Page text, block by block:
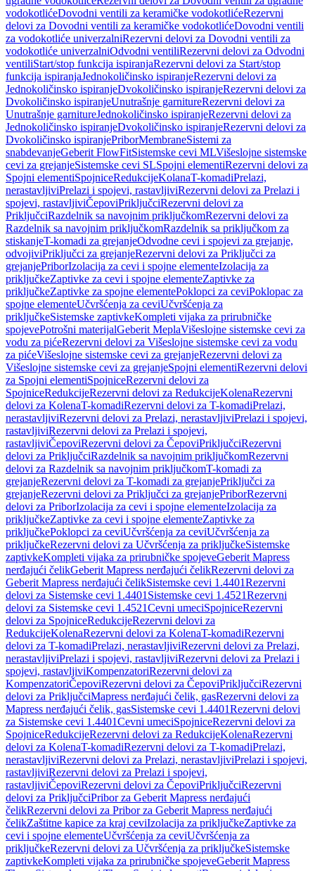
vodokotlićeDovodni ventili za keramičke vodokotlićeRezervni
delovi za Dovodni ventili za keramičke vodokotlićeDovodni ventili
za vodokotliće univerzalniRezervni delovi za Dovodni ventili za
vodokotliće univerzalniOdvodni ventiliRezervni delovi za Odvodni
ventiliStart/stop funkcija ispiranjaRezervni delovi za Start/stop
funkcija ispiranjaJednokoličinsko ispiranjeRezervni delovi za
Jednokoličinsko ispiranjeDvokoličinsko ispiranjeRezervni delovi za
Dvokoličinsko ispiranjeUnutrašnje garnitureRezervni delovi za
Unutrašnje garnitureJednokoličinsko ispiranjeRezervni delovi za
Jednokoličinsko ispiranjeDvokoličinsko ispiranjeRezervni delovi za
Dvokoličinsko ispiranjePriborMembraneSistemi za
snabdevanjeGeberit FlowFitSistemske cevi MLVišeslojne sistemske
cevi za grejanjeSistemske cevi SLSpojni elementiRezervni delovi za
Spojni elementiSpojniceRedukcijeKolanaT-komadiPrelazi,
nerastavljiviPrelazi i spojevi, rastavljiviRezervni delovi za Prelazi i
spojevi, rastavljiviČepoviPriključciRezervni delovi za
PriključciRazdelnik sa navojnim priključkomRezervni delovi za
Razdelnik sa navojnim priključkomRazdelnik sa priključkom za
stiskanjeT-komadi za grejanjeOdvodne cevi i spojevi za grejanje,
odvojiviPriključci za grejanjeRezervni delovi za Priključci za
grejanjePriborIzolacija za cevi i spojne elementeIzolacija za
priključkeZaptivke za cevi i spojne elementeZaptivke za
priključkeZaptivke za spojne elementePoklopci za ceviPoklopac za
spojne elementeUčvršćenja za ceviUčvršćenja za
priključkeSistemske zaptivkeKompleti vijaka za prirubničke
spojevePotrošni materijalGeberit MeplaVišeslojne sistemske cevi za
vodu za pićeRezervni delovi za Višeslojne sistemske cevi za vodu
za pićeVišeslojne sistemske cevi za grejanjeRezervni delovi za
Višeslojne sistemske cevi za grejanjeSpojni elementiRezervni delovi
za Spojni elementiSpojniceRezervni delovi za
SpojniceRedukcijeRezervni delovi za RedukcijeKolenaRezervni
delovi za KolenaT-komadiRezervni delovi za T-komadiPrelazi,
nerastavljiviRezervni delovi za Prelazi, nerastavljiviPrelazi i spojevi,
rastavljiviRezervni delovi za Prelazi i spojevi,
rastavljiviČepoviRezervni delovi za ČepoviPriključciRezervni
delovi za PriključciRazdelnik sa navojnim priključkomRezervni
delovi za Razdelnik sa navojnim priključkomT-komadi za
grejanjeRezervni delovi za T-komadi za grejanjePriključci za
grejanjeRezervni delovi za Priključci za grejanjePriborRezervni
delovi za PriborIzolacija za cevi i spojne elementeIzolacija za
priključkeZaptivke za cevi i spojne elementeZaptivke za
priključkePoklopci za ceviUčvršćenja za ceviUčvršćenja za
priključkeRezervni delovi za Učvršćenja za priključkeSistemske
zaptivkeKompleti vijaka za prirubničke spojeveGeberit Mapress
nerđajući čelikGeberit Mapress nerđajući čelikRezervni delovi za
Geberit Mapress nerđajući čelikSistemske cevi 1.4401Rezervni
delovi za Sistemske cevi 1.4401 Sistemske cevi 1.4521Rezervni
delovi za Sistemske cevi 1.4521Cevni umeciSpojniceRezervni
delovi za SpojniceRedukcijeRezervni delovi za
RedukcijeKolenaRezervni delovi za KolenaT-komadiRezervni
delovi za T-komadiPrelazi, nerastavljiviRezervni delovi za Prelazi,
nerastavljiviPrelazi i spojevi, rastavljiviRezervni delovi za Prelazi i
spojevi, rastavljiviKompenzatoriRezervni delovi za
KompenzatoriČepoviRezervni delovi za ČepoviPriključciRezervni
delovi za PriključciMapress nerđajući čelik, gasRezervni delovi za
Mapress nerđajući čelik, gasSistemske cevi 1.4401Rezervni delovi
za Sistemske cevi 1.4401Cevni umeciSpojniceRezervni delovi za
SpojniceRedukcijeRezervni delovi za RedukcijeKolenaRezervni
delovi za KolenaT-komadiRezervni delovi za T-komadiPrelazi,
nerastavljiviRezervni delovi za Prelazi, nerastavljiviPrelazi i spojevi,
rastavljiviRezervni delovi za Prelazi i spojevi,
rastavljiviČepoviRezervni delovi za ČepoviPriključciRezervni
delovi za PriključciPribor za Geberit Mapress nerđajući
čelikRezervni delovi za Pribor za Geberit Mapress nerđajući
čelikZaštitne kapice za kraj ceviIzolacija za priključkeZaptivke za
cevi i spojne elementeUčvršćenja za ceviUčvršćenja za
priključkeRezervni delovi za Učvršćenja za priključkeSistemske
zaptivkeKompleti vijaka za prirubničke spojeveGeberit Mapress